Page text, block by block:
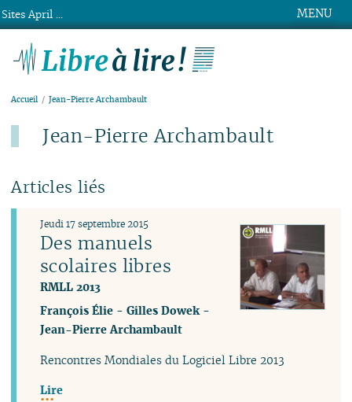
MENU
Accueil Jean-Pierre Archambault
Jean-Pierre Archambault
Articles liés
Des manuels
scolaires libres
RMLL 2013
Jeudi 17 septembre 2015
François Élie -Gilles Dowek-
Jean-Pierre Archambault
Rencontres Mondiales du Logiciel Libre 2013
Lire
Sites April ...